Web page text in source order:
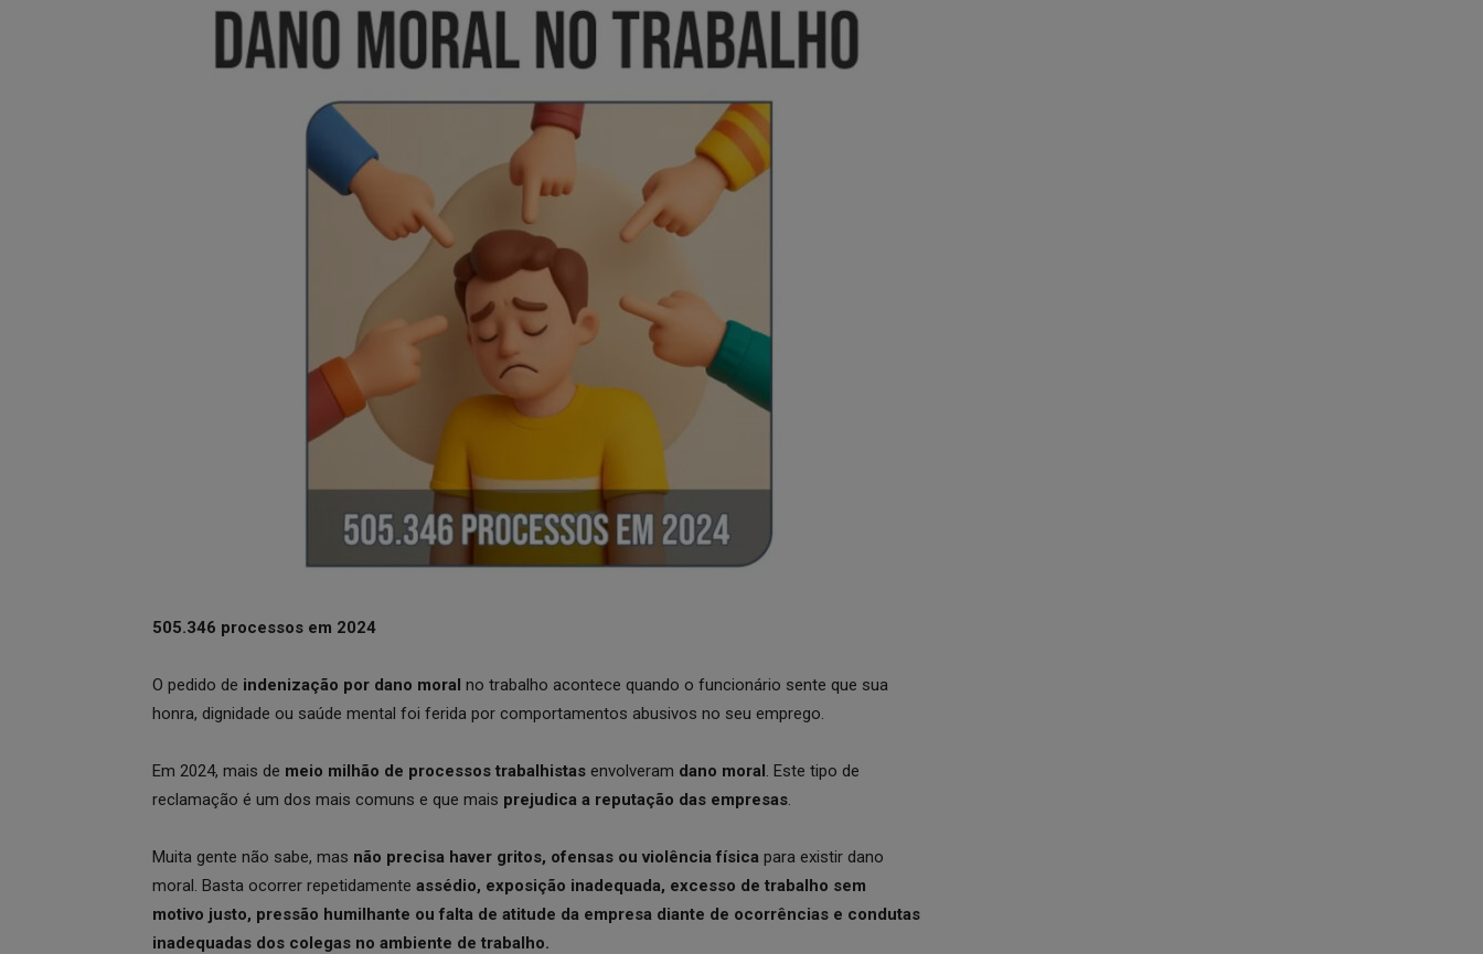
505.346 processos em 2024
O pedido de indenização por dano moral no trabalho acontece quando o funcionário sente que sua
honra, dignidade ou saúde mental foi ferida por comportamentos abusivos no seu emprego.
Em 2024, mais de meio milhão de processos trabalhistas envolveram dano moral. Este tipo de
reclamação é um dos mais comuns e que mais prejudica a reputação das empresas.
Muita gente não sabe, mas não precisa haver gritos, ofensas ou violência física para existir dano
moral. Basta ocorrer repetidamente assédio, exposição inadequada, excesso de trabalho sem
motivo justo, pressão humilhante ou falta de atitude da empresa diante de ocorrências e condutas
inadequadas dos colegas no ambiente de trabalho.